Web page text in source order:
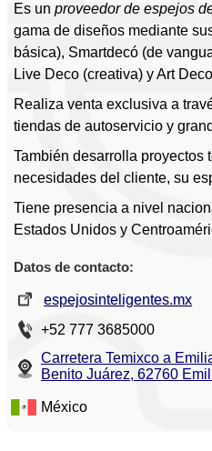
Es un proveedor de espejos
gama de diseños mediante
básica), Smartdecó (de
Live Deco (creativa) y Art
Realiza venta exclusiva a
tiendas de autoservicio y
También desarrolla proyectos
necesidades del cliente, su
Tiene presencia a nivel
Estados Unidos y
Datos de contacto:
espejosinteligentes.mx
+52 777 3685000
Carretera Temixco a
Benito Juárez, 62760
México